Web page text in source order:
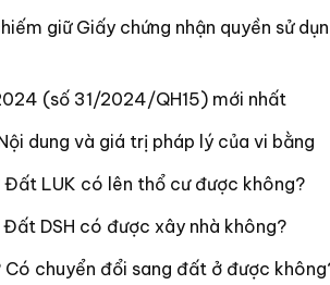
giữ Giấy chứng nhận quyền sử
(số 31/2024/QH15) mới nhất
dung và giá trị pháp lý của vi bằng
Đất LUK có lên thổ cư được không?
Đất DSH có được xây nhà không?
chuyển đổi sang đất ở được